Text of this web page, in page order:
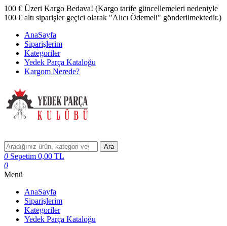
100 € Üzeri Kargo Bedava! (Kargo tarife güncellemeleri nedeniyle
100 € altı siparişler geçici olarak "Alıcı Ödemeli" gönderilmektedir.)
AnaSayfa
Siparişlerim
Kategoriler
Yedek Parça Kataloğu
Kargom Nerede?
Ara
0 Sepetim 0,00 TL
0
Menü
AnaSayfa
Siparişlerim
Kategoriler
Yedek Parça Kataloğu